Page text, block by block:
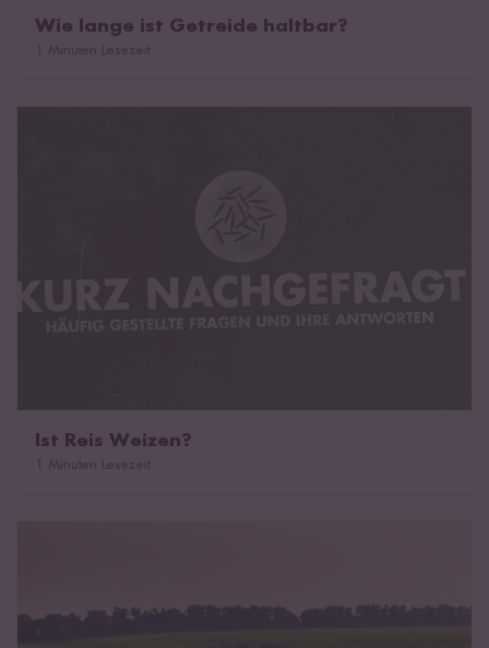
Wie lange ist Getreide haltbar?
Ist Reis Weizen?